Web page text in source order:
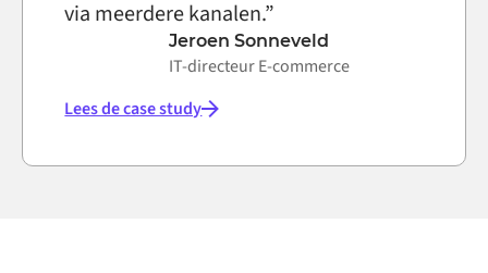
via meerdere kanalen.”
Jeroen Sonneveld
IT-directeur E-commerce
Lees de case study